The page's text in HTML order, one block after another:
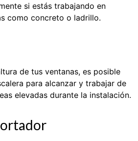
si estás trabajando en
como concreto o ladrillo.
de tus ventanas, es posible
para alcanzar y trabajar de
elevadas durante la instalación.